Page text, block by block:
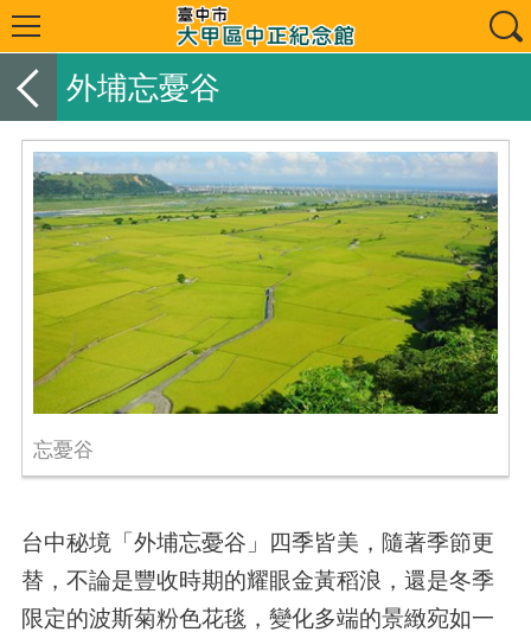
外埔忘憂谷
忘憂谷
台中秘境「外埔忘憂谷」四季皆美，隨著季節更
替，不論是豐收時期的耀眼金黃稻浪，還是冬季
限定的波斯菊粉色花毯，變化多端的景緻宛如一